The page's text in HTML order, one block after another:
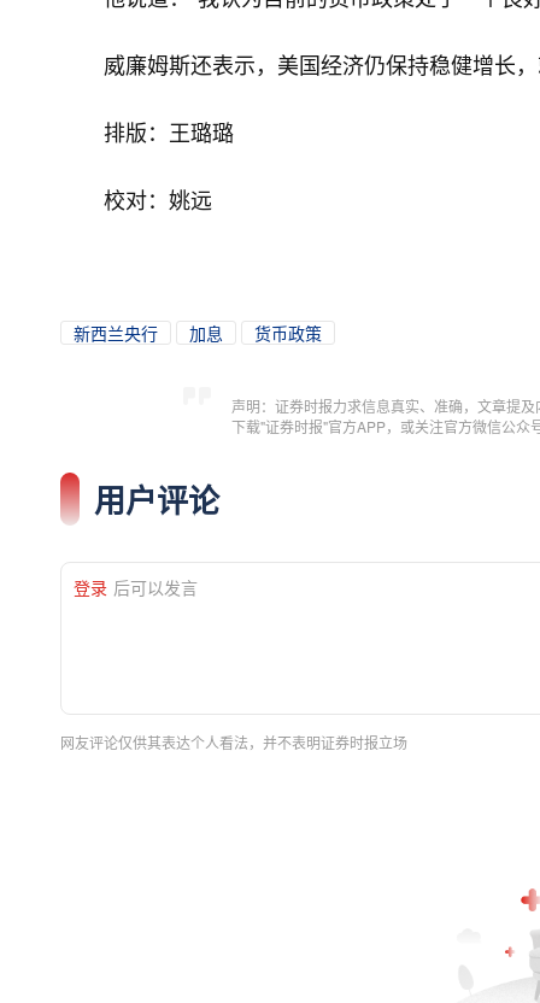
威廉姆斯还表示，美国经济仍保持稳健增长
排版：王璐璐
校对：姚远
新西兰央行 加息 货币政策
声明：证券时报力求信息真实、准确，文章提
下载"证券时报"官方APP，或关注官方微信公
用户评论
登录 后可以发言
网友评论仅供其表达个人看法，并不表明证券时报立场